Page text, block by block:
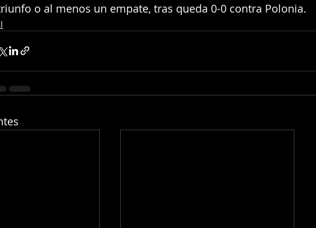
o al menos un empate, tras queda 0-0 contra Polonia.